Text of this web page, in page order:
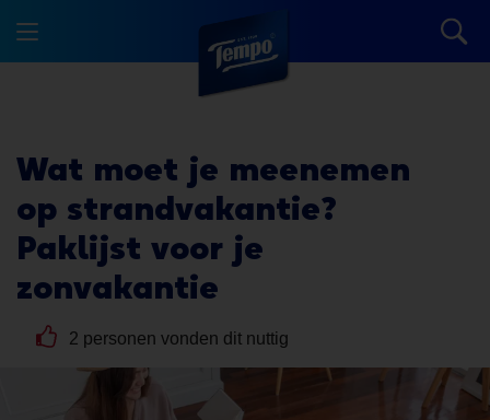
Wat moet je meenemen
op strandvakantie?
Paklijst voor je
zonvakantie
2 personen vonden dit nuttig